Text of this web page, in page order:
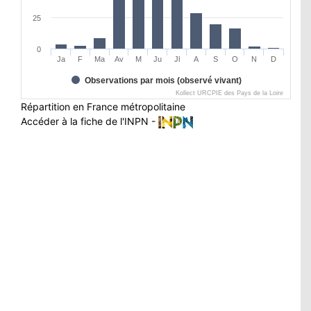
Observations par mois (observé vivant)
Ja F Ma Av M Ju Jl A S O N D
0
25
Kollect URCPIE des Pays de la Loire
Répartition en France métropolitaine
Accéder à la fiche de l'INPN -